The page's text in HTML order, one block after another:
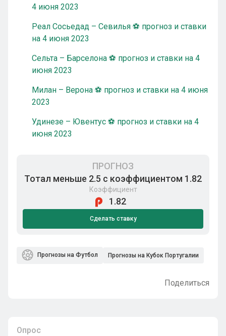
4 июня 2023
Реал Сосьедад – Севилья ⚽ прогноз и ставки
на 4 июня 2023
Сельта – Барселона ⚽ прогноз и ставки на 4
июня 2023
Милан – Верона ⚽ прогноз и ставки на 4 июня
2023
Удинезе – Ювентус ⚽ прогноз и ставки на 4
июня 2023
ПРОГНОЗ
Тотал меньше 2.5 с коэффициентом 1.82
Коэффициент
1.82
Сделать ставку
Прогнозы на Футбол Прогнозы на Кубок Португалии
Поделиться
Опрос